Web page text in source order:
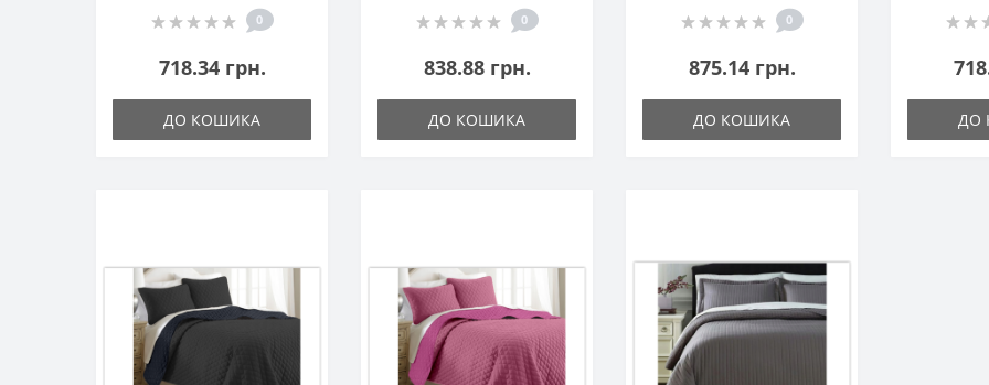
0
718.34 грн.
ДО КОШИКА
0
838.88 грн.
ДО КОШИКА
0
875.14 грн.
ДО КОШИКА ДО